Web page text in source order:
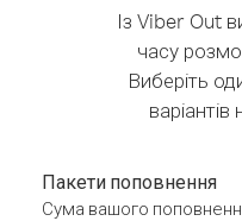
Із Viber Out
часу
Виберіть
Пакети поповнення
Сума вашого